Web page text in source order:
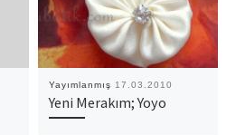
Yayımlanmış 17.03.2010
Yeni Merakım; Yoyo